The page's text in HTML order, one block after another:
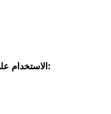
الاستخدام على حزام الحقيبة للإكسسوارات: